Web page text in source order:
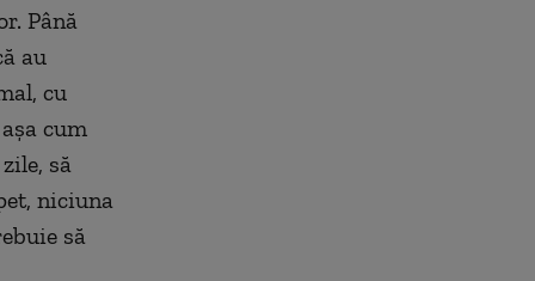
Până
au
cu
cum
să
niciuna
să